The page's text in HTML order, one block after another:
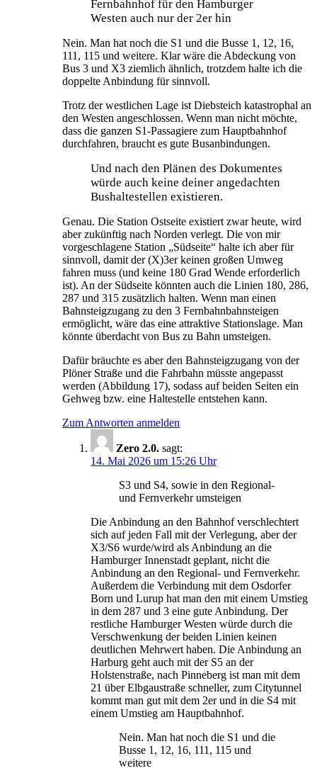
Fernbahnhof für den Hamburger
Westen auch nur der 2er hin
Nein. Man hat noch die S1 und die Busse 1, 12, 16,
111, 115 und weitere. Klar wäre die Abdeckung von
Bus 3 und X3 ziemlich ähnlich, trotzdem halte ich die
doppelte Anbindung für sinnvoll.
Trotz der westlichen Lage ist Diebsteich katastrophal an
den Westen angeschlossen. Wenn man nicht möchte,
dass die ganzen S1-Passagiere zum Hauptbahnhof
durchfahren, braucht es gute Busanbindungen.
Und nach den Plänen des Dokumentes
würde auch keine deiner angedachten
Bushaltestellen existieren.
Genau. Die Station Ostseite existiert zwar heute, wird
aber zukünftig nach Norden verlegt. Die von mir
vorgeschlagene Station „Südseite“ halte ich aber für
sinnvoll, damit der (X)3er keinen großen Umweg
fahren muss (und keine 180 Grad Wende erforderlich
ist). An der Südseite könnten auch die Linien 180, 286,
287 und 315 zusätzlich halten. Wenn man einen
Bahnsteigzugang zu den 3 Fernbahnbahnsteigen
ermöglicht, wäre das eine attraktive Stationslage. Man
könnte überdacht von Bus zu Bahn umsteigen.
Dafür bräuchte es aber den Bahnsteigzugang von der
Plöner Straße und die Fahrbahn müsste angepasst
werden (Abbildung 17), sodass auf beiden Seiten ein
Gehweg bzw. eine Haltestelle entstehen kann.
Zum Antworten anmelden
Zero 2.0. sagt:
14. Mai 2026 um 15:26 Uhr
S3 und S4, sowie in den Regional-
und Fernverkehr umsteigen
Die Anbindung an den Bahnhof verschlechtert
sich auf jeden Fall mit der Verlegung, aber der
X3/S6 wurde/wird als Anbindung an die
Hamburger Innenstadt geplant, nicht die
Anbindung an den Regional- und Fernverkehr.
Außerdem die Verbindung mit dem Osdorfer
Born und Lurup hat man den mit einem Umstieg
in dem 287 und 3 eine gute Anbindung. Der
restliche Hamburger Westen würde durch die
Verschwenkung der beiden Linien keinen
deutlichen Mehrwert haben. Die Anbindung an
Harburg geht auch mit der S5 an der
Holstenstraße, nach Pinneberg ist man mit dem
21 über Elbgaustraße schneller, zum Citytunnel
kommt man gut mit dem 2er und in die S4 mit
einem Umstieg am Hauptbahnhof.
Nein. Man hat noch die S1 und die
Busse 1, 12, 16, 111, 115 und
weitere